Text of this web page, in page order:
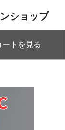
ショップ
ートを見る